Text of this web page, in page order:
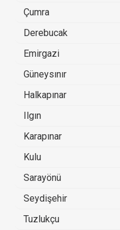
Çumra
Derebucak
Emirgazi
Güneysınır
Halkapınar
Ilgın
Karapınar
Kulu
Sarayönü
Seydişehir
Tuzlukçu